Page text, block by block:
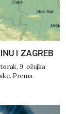
I ZAGREB
9. ožujka
Prema